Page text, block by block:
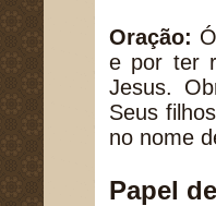
Oração:
e por ter
Jesus.
Seus
no nome
Papel